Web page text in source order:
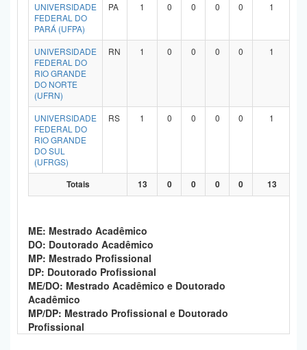
UNIVERSIDADE
FEDERAL DO
PARÁ (UFPA)
PA 1 0 0 0 0 1
UNIVERSIDADE
FEDERAL DO
RIO GRANDE
DO NORTE
(UFRN)
RN 1 0 0 0 0 1
UNIVERSIDADE
FEDERAL DO
RIO GRANDE
DO SUL
(UFRGS)
RS 1 0 0 0 0 1
Totais 13 0 0 0 0 13
ME: Mestrado Acadêmico
DO: Doutorado Acadêmico
MP: Mestrado Profissional
DP: Doutorado Profissional
ME/DO: Mestrado Acadêmico e Doutorado
Acadêmico
MP/DP: Mestrado Profissional e Doutorado
Profissional